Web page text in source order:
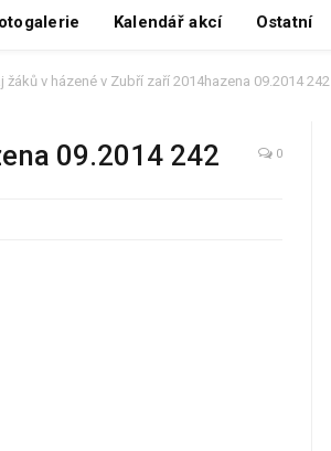
Kalendář akcí Ostatní
žáků v házené v Zubří zaří 2014hazena 09.2014 242
09.2014 242 0